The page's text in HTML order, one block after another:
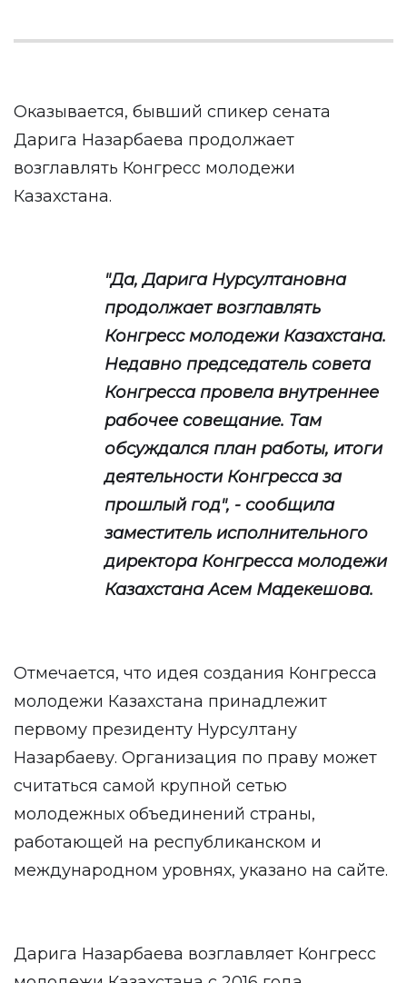
Оказывается, бывший спикер сената
Дарига Назарбаева продолжает
возглавлять Конгресс молодежи
Казахстана.
"Да, Дарига Нурсултановна
продолжает возглавлять
Конгресс молодежи Казахстана.
Недавно председатель совета
Конгресса провела внутреннее
рабочее совещание. Там
обсуждался план работы, итоги
деятельности Конгресса за
прошлый год", - сообщила
заместитель исполнительного
директора Конгресса молодежи
Казахстана Асем Мадекешова.
Отмечается, что идея создания Конгресса
молодежи Казахстана принадлежит
первому президенту Нурсултану
Назарбаеву. Организация по праву может
считаться самой крупной сетью
молодежных объединений страны,
работающей на республиканском и
международном уровнях, указано на сайте.
Дарига Назарбаева возглавляет Конгресс